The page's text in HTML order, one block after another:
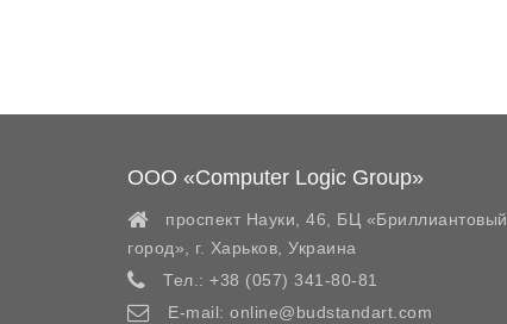
ООО «Computer Logic Group»
проспект Науки, 46, БЦ «Бриллиантовый
город»,
г. Харьков Украина
Тел.: +38 (057) 341-80-81
E-mail: online@budstandart.com